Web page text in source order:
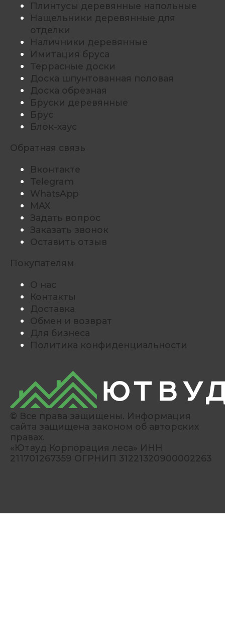
Плинтусы деревянные напольные
Нащельники деревянные для
отделки
Наличники деревянные
Имитация бруса
Террасные доски
Доска шпунтованная половая
Доска обрезная
Бруски деревянные
Брус
Блок-хаус
Обратная связь
Вконтакте
Telegram
WhatsApp
MAX
Задать вопрос
Заказать звонок
Оставить отзыв
Покупателям
О нас
Контакты
Доставка
Обмен и возврат
Для бизнеса
Политика конфиденциальности
© Все права защищены. Информация
сайта защищена законом об авторских
правах.
«Ютвуд Корпорация леса» ИНН
211701267359 ОГРНИП 31221320900002263